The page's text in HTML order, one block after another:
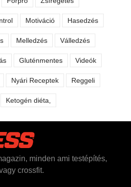
Motiváció Hasedzés
Melledzés Válledzés
Gluténmentes Videók
Nyári Receptek Reggeli
Ketogén diéta,
minden ami testépítés,
crossfit.